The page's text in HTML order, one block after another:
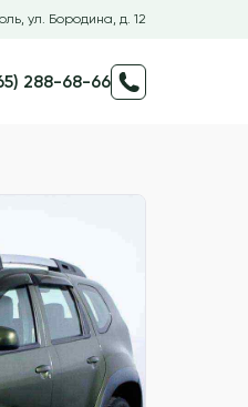
ул. Бородина, д. 12
288-68-66